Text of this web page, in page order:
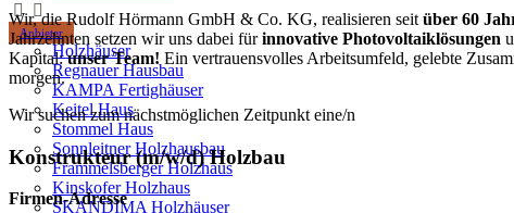
Anbieter
Holzhäuser
Regnauer Hausbau
KAMPA Fertighäuser
Keitel Haus
Stommel Haus
Sonnleitner Holzhausbau
Frammelsberger Holzhaus
Kinskofer Holzhaus
SKANDIMA Holzhäuser
Wir, die Rudolf Hörmann GmbH & Co. KG, realisieren seit über 60
Jahrzehnten setzen wir uns dabei fürinnovative Photovoltaiklösungen
Kapital:unser Team! Ein vertrauensvolles Arbeitsumfeld, gelebte
morgen.
Wir suchen zum nächstmöglichen Zeitpunkt eine/n
Konstrukteur (m/w/d) Holzbau
Firmen-Adresse